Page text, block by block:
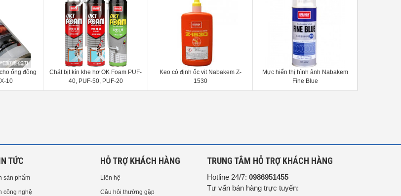
ống đồng
10
Chát bịt kín khe hơ OK Foam PUF-
40, PUF-50, PUF-20
Keo có định ốc vit Nabakem Z-
1530
Mực hiển thị hình ảnh Nabakem
Fine Blue
TỨC
sản phẩm
công nghệ
HỖ TRỢ KHÁCH HÀNG
Liên hệ
Câu hỏi thường gặp
TRUNG TÂM HỖ TRỢ KHÁCH HÀNG
Hotline 24/7: 0986951455
Tư vấn bán hàng trực tuyến: